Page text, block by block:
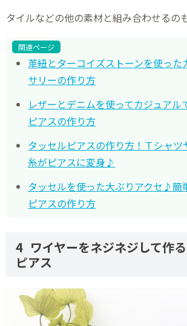
タイルなどの他の素材と組み合わせるの
関連ページ
革紐とターコイズストーンを使った
サリーの作り方
レザーとデニムを使ってカジュアル
ピアスの作り方
タッセルピアスの作り方！Ｔシャツ
糸がピアスに変身♪
タッセルを使った大ぶりアクセ♪簡
ピアスの作り方
ワイヤーをネジネジして作
ピアス